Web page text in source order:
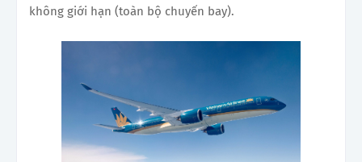
không giới hạn (toàn bộ chuyến bay).